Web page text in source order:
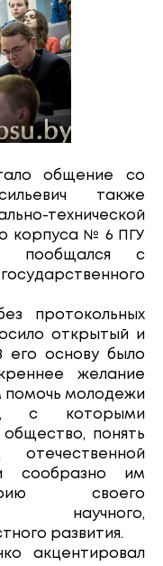
общение со
также
технической
корпуса № 6 ПГУ
пообщался с
протокольных
открытый и
его основу было
желание
помочь молодежи
с которыми
понять
сообразно им
своего
научного,
развития.
акцентировал